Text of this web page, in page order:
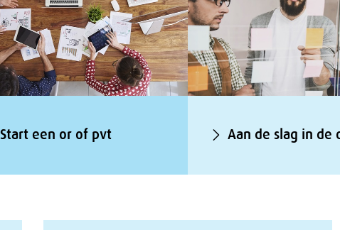
Start een or of pvt Aan de slag in de